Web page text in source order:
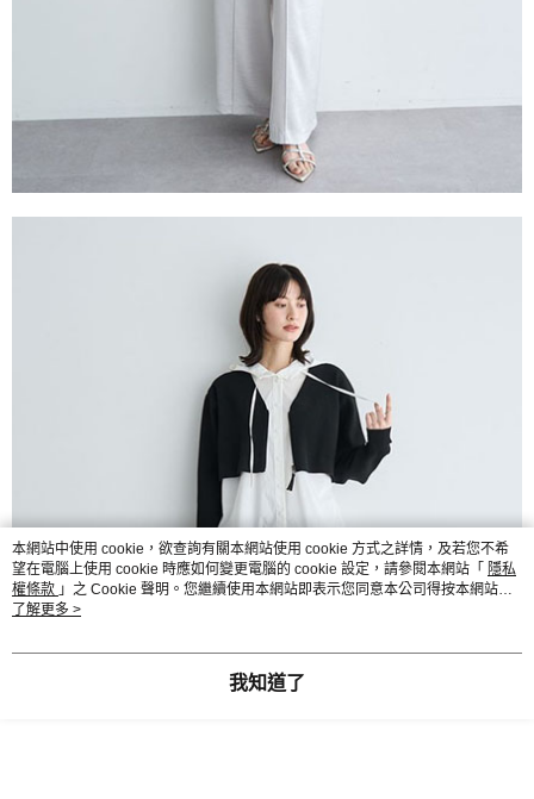
本網站中使用 cookie，欲查詢有關本網站使用 cookie 方式之詳情，及若您不希
望在電腦上使用 cookie 時應如何變更電腦的 cookie 設定，請參閱本網站「 隱私
權條款 」之 Cookie 聲明。您繼續使用本網站即表示您同意本公司得按本網站使
用條款之 Cookie 聲明使用 cookie。
了解更多 >
我知道了